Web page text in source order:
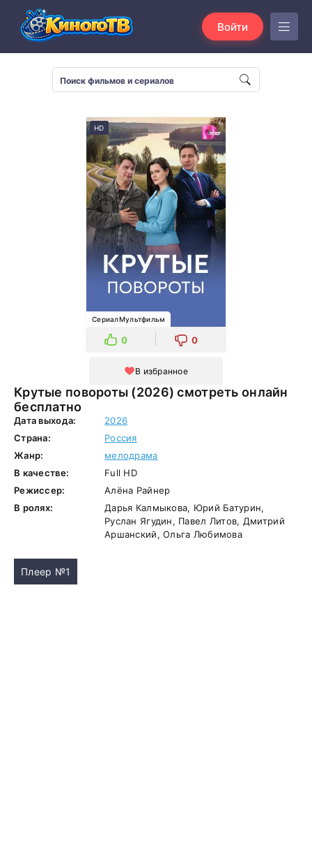
Войти
Крутые повороты (2026) смотреть онлайн
бесплатно
HD
СериалМультфильм
0 0
В избранное
Дата выхода:
2026
Страна:
Россия
Жанр:
мелодрама
В качестве:
Full HD
Режиссер:
Алёна Райнер
В ролях:
Дарья Калмыкова, Юрий Батурин,
Руслан Ягудин, Павел Литов, Дмитрий
Аршанский, Ольга Любимова
Плеер №1